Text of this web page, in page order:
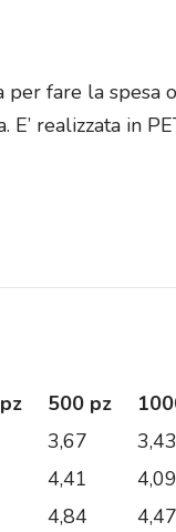
fare la
realizzata in
500 pz
3,67
3,43
4,41
4,09
4,84
4,47